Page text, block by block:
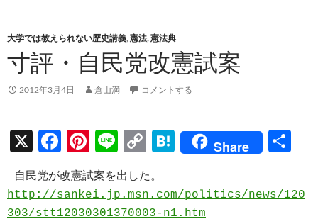
大学では教えられない歴史講義,憲法,憲法典
寸評・自民党改憲試案
2012年3月4日 倉山満 コメントする
X
F
ac
e
b
Pi
nt
er
es
Li
n
e
C
p
y
H
e
n
Share
自民党が改憲試案を出した。
http://sankei.jp.msn.com/politics/news/120
303/stt12030301370003-n1.htm